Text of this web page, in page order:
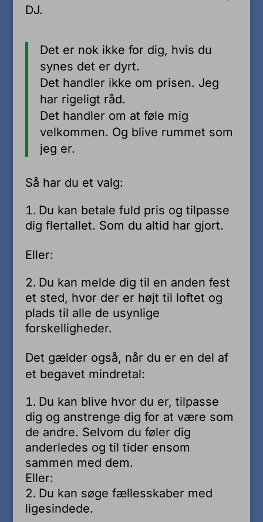
DJ.
Det er nok ikke for dig, hvis du
synes det er dyrt.
Det handler ikke om prisen. Jeg
har rigeligt råd.
Det handler om at føle mig
velkommen. Og blive rummet som
jeg er.
Så har du et valg:
Du kan betale fuld pris og tilpasse
dig flertallet. Som du altid har gjort.
Eller:
Du kan melde dig til en anden fest
et sted, hvor der er højt til loftet og
plads til alle de usynlige
forskelligheder.
Det gælder også, når du er en del af
et begavet mindretal:
Du kan blive hvor du er, tilpasse
dig og anstrenge dig for at være som
de andre. Selvom du føler dig
anderledes og til tider ensom
sammen med dem.
Eller:
Du kan søge fællesskaber med
ligesindede.